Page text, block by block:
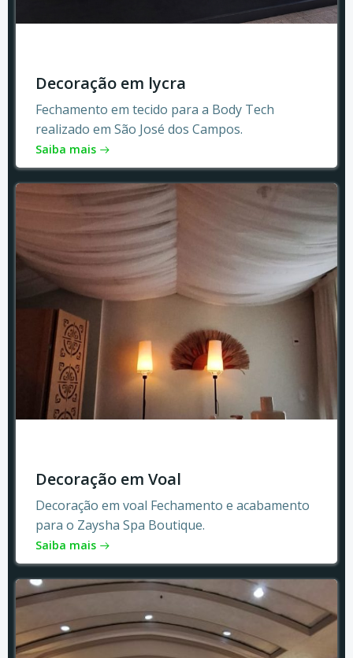
Decoração em lycra
Fechamento em tecido para a Body Tech
realizado em São José dos Campos.
Saiba mais
Decoração em Voal
Decoração em voal Fechamento e acabamento
para o Zaysha Spa Boutique.
Saiba mais